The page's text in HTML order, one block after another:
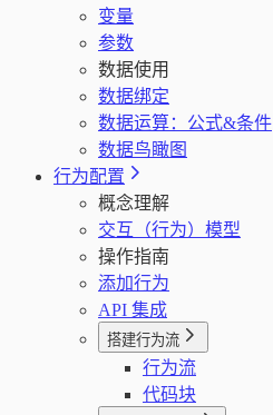
变量
参数
数据使用
数据绑定
数据运算：公式&条件
数据鸟瞰图
行为配置
概念理解
交互（行为）模型
操作指南
添加行为
API 集成
搭建行为流
行为流
代码块